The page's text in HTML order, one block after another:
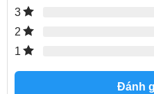
3
2
1
Đánh